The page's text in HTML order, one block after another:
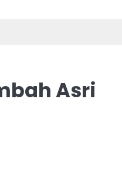
Asri